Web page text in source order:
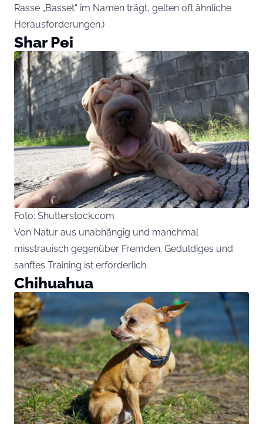
Rasse „Basset“ im Namen trägt, gelten oft ähnliche
Herausforderungen.)
Shar Pei
Foto: Shutterstock.com
Von Natur aus unabhängig und manchmal
misstrauisch gegenüber Fremden. Geduldiges und
sanftes Training ist erforderlich.
Chihuahua